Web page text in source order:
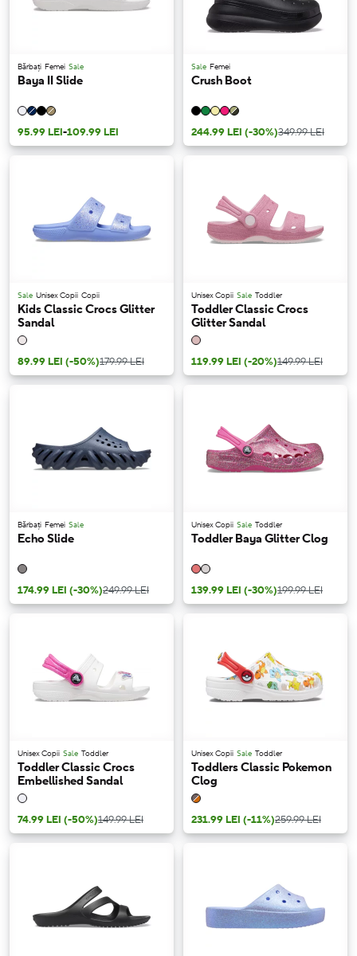
Bărbați Femei Sale
Baya II Slide
95.99 LEI-109.99 LEI
Sale Femei
Crush Boot
244.99 LEI (-30%)349.99 LEI
Sale Unisex Copii Copii
Kids Classic Crocs Glitter
Sandal
89.99 LEI (-50%)179.99 LEI
Unisex Copii Sale Toddler
Toddler Classic Crocs
Glitter Sandal
119.99 LEI (-20%)149.99 LEI
Bărbați Femei Sale
Echo Slide
174.99 LEI (-30%)249.99 LEI
Unisex Copii Sale Toddler
Toddler Baya Glitter Clog
139.99 LEI (-30%)199.99 LEI
Unisex Copii Sale Toddler
Toddler Classic Crocs
Embellished Sandal
74.99 LEI (-50%)149.99 LEI
Unisex Copii Sale Toddler
Toddlers Classic Pokemon
Clog
231.99 LEI (-11%)259.99 LEI